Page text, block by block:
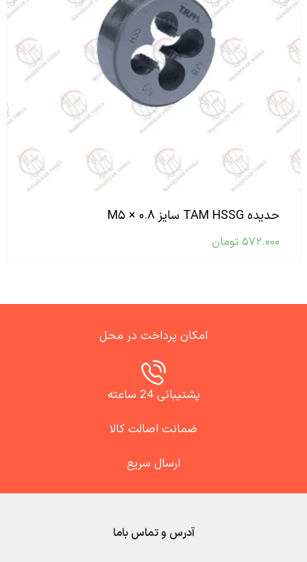
حدیده TAM HSSG سایز M۵ × ۰.۸
۵۷۲.۰۰۰ تومان
امکان پرداخت در محل
پشتیبانی 24 ساعته
ضمانت اصالت کالا
ارسال سریع
آدرس و تماس باما